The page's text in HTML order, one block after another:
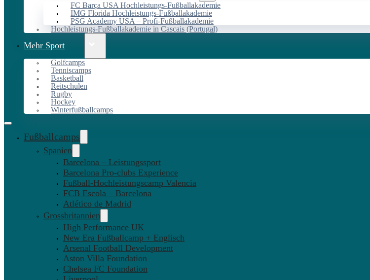
FC Barça USA Hochleistungs-Fußballakademie
IMG Florida Hochleistungs-Fußballakademie
PSG Academy USA – Profi-Fußballakademie
Hochleistungs-Fußballakademie in Cascais (Portugal)
Mehr Sport
Golfcamps
Tenniscamps
Basketball
Reitschulen
Rugby
Hockey
Winterfußballcamps
Fußballcamps
Spanien
Barcelona – Leistungssport
Barcelona Pro-clubs Experience
Fußball-Hochleistungscamp Valencia
FCB Escola – Barcelona
Atlético de Madrid
Grossbritannien
High Performance UK
New Era Fußballcamp + Englisch
Arsenal Football Development
Aston Villa Foundation
Chelsea FC Foundation